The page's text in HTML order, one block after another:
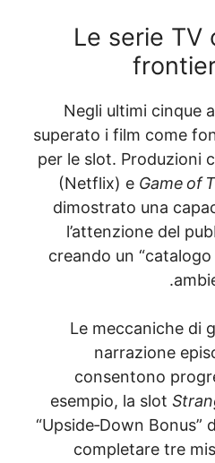
3. Le
Negli ultimi
superato i film
per le slot.
(Netflix) e
dimostrato
creando un
Le
esempio, la
“Upside‑Down